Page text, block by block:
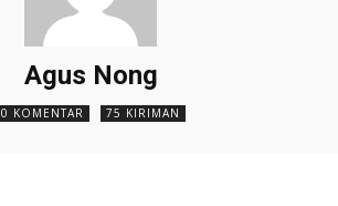
Agus Nong
0 KOMENTAR 75 KIRIMAN